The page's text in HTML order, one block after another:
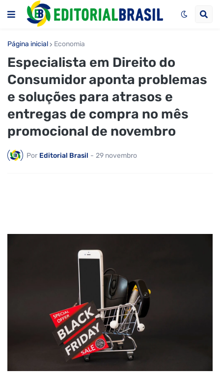
Página inicial Economia
Especialista em Direito do
Consumidor aponta problemas
e soluções para atrasos e
entregas de compra no mês
promocional de novembro
Por Editorial Brasil - 29 novembro